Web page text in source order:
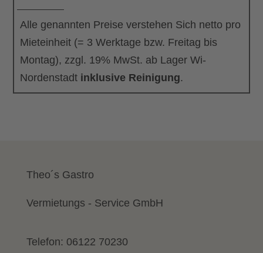
Alle genannten Preise verstehen Sich netto pro
Mieteinheit (= 3 Werktage bzw. Freitag bis
Montag), zzgl. 19% MwSt. ab Lager Wi-
Nordenstadt inklusive Reinigung.
Theo´s Gastro
Vermietungs - Service GmbH
Telefon: 06122 70230